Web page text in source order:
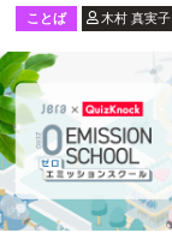
ことば 木村 真実子